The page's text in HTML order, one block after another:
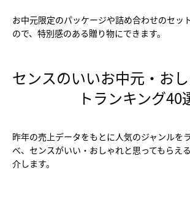
お中元限定のパッケージや詰め合わせのセッ
ので、特別感のある贈り物にできます。
センスのいいお中元・お
トランキング40
昨年の売上データをもとに人気のジャンルを
べ、センスがいい・おしゃれと思ってもらえ
介します。